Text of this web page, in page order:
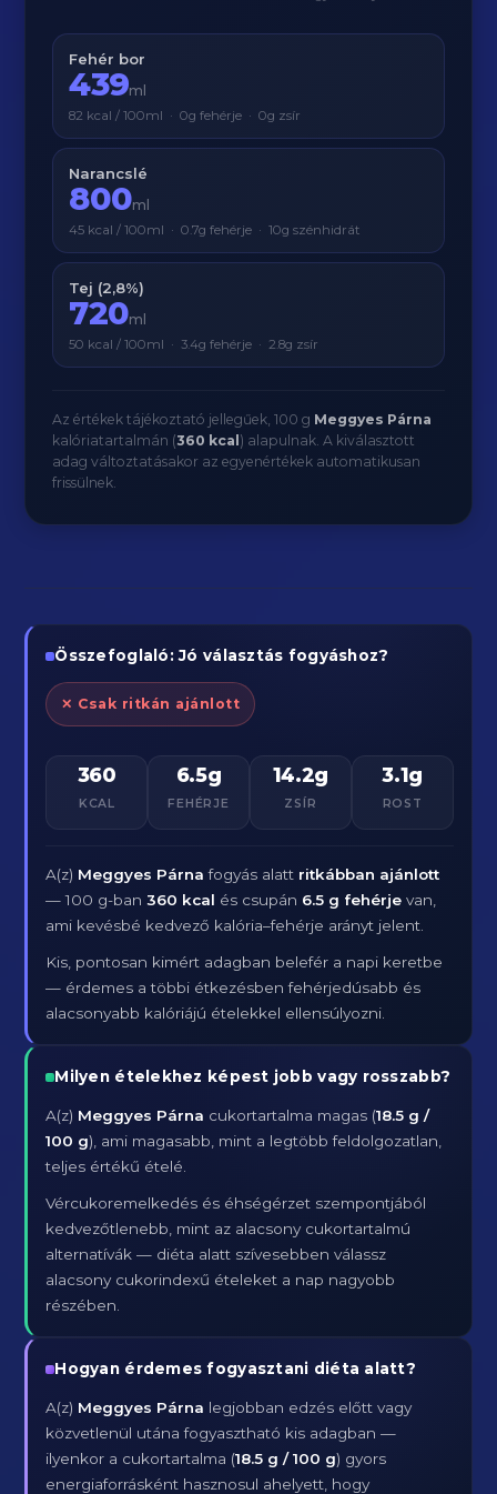
Fehér bor
439ml
82 kcal / 100ml · 0g fehérje · 0g zsír
Narancslé
800ml
45 kcal / 100ml · 0.7g fehérje · 10g szénhidrát
Tej (2,8%)
720ml
50 kcal / 100ml · 3.4g fehérje · 2.8g zsír
Az értékek tájékoztató jellegűek, 100 g Meggyes Párna
kalóriatartalmán (360 kcal ) alapulnak. A kiválasztott
adag változtatásakor az egyenértékek automatikusan
frissülnek.
Összefoglaló: Jó választás fogyáshoz?
✕ Csak ritkán ajánlott
360
KCAL
6.5g
FEHÉRJE
14.2g
ZSÍR
3.1g
ROST
A(z) Meggyes Párna fogyás alatt ritkábban ajánlott
— 100 g-ban360 kcal és csupán 6.5 g fehérje van,
ami kevésbé kedvező kalória–fehérje arányt jelent.
Kis, pontosan kimért adagban belefér a napi keretbe
— érdemes a többi étkezésben fehérjedúsabb és
alacsonyabb kalóriájú ételekkel ellensúlyozni.
Milyen ételekhez képest jobb vagy rosszabb?
A(z) Meggyes Párna cukortartalma magas (18.5 g /
100 g), ami magasabb, mint a legtöbb feldolgozatlan,
teljes értékű ételé.
Vércukoremelkedés és éhségérzet szempontjából
kedvezőtlenebb, mint az alacsony cukortartalmú
alternatívák — diéta alatt szívesebben válassz
alacsony cukorindexű ételeket a nap nagyobb
részében.
Hogyan érdemes fogyasztani diéta alatt?
A(z) Meggyes Párna legjobban edzés előtt vagy
közvetlenül utána fogyasztható kis adagban —
ilyenkor a cukortartalma (18.5 g / 100 g) gyors
energiaforrásként hasznosul ahelyett, hogy